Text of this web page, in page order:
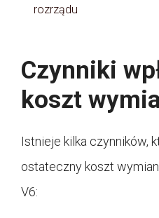
rozrządu
Czynniki
koszt
Istnieje kilka czynników,
ostateczny koszt
V6: